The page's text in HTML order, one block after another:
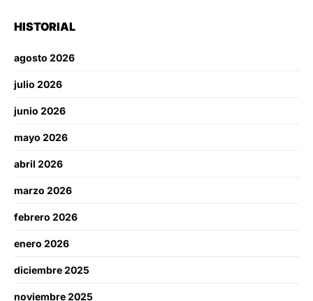
HISTORIAL
agosto 2026
julio 2026
junio 2026
mayo 2026
abril 2026
marzo 2026
febrero 2026
enero 2026
diciembre 2025
noviembre 2025